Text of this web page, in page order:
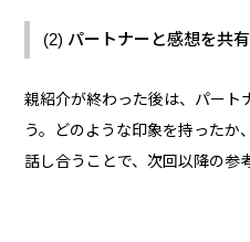
(2) パートナーと感想を共
親紹介が終わった後は、パート
う。どのような印象を持ったか
話し合うことで、次回以降の参